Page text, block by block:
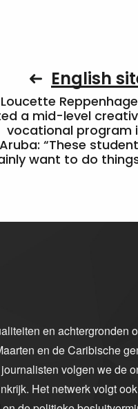
English
Loucette
a mid-level
vocational program
Aruba: “These
want to do
en achtergronden
en de Caribische
volgen we de
Het netwerk volgt